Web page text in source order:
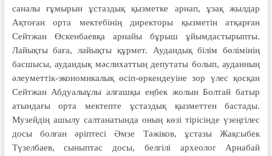
саналы ғұмырын ұстаздық қызметке арнап, ұзақ жылдар
Ақтоған орта мектебінің директоры қызметін атқарған
Сейтжан Өскенбаевқа арнайы бұрыш ұйымдастырыпты.
Лайықты баға, лайықты құрмет. Аудандық білім бөлімінің
басшысы, аудандық мәслихаттың депутаты болып, ауданның
әлеуметтік-экономикалық өсіп-өр­кен­деуіне зор үлес қосқан
Сейтжан Абдуалыұлы алғашқы еңбек жолын Болтай батыр
атындағы орта мектепте ұс­таздық қызметтен бастады.
Музейдің ашылу салтанатында оның көзі тірісінде үзеңгілес
досы болған әріптесі Әмзе Тәжіков, ұстазы Жақсыбек
Түзелбаев, сыныптас досы, белгілі археолог Арнабай